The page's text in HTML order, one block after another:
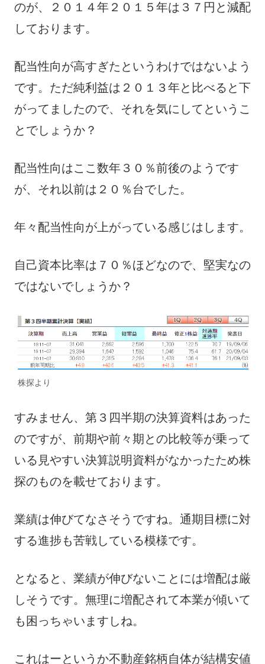
のが、２０１４年２０１５年は３７円と減配
しております。
配当性向が高すぎたというわけではないよう
です。ただ純利益は２０１３年と比べると下
がってましたので、それを気にしてというこ
とでしょうか？
配当性向はここ数年３０％前後のようです
が、それ以前は２０％台でした。
年々配当性向が上がっている感じはします。
自己資本比率は７０％ほどなので、堅実なの
ではないでしょうか？
株探より
すみません、第３四半期の決算資料はあった
のですが、前期や前々期との比較等が乗って
いる見やすい決算説明資料がなかったため株
探のものを載せております。
業績は伸びてなさそうですね。通期目標に対
する進捗も苦戦している模様です。
となると、業績が伸びないことには増配は厳
しそうです。無理に増配されて本業が傾いて
も困っちゃいますしね。
これはーというか不動産銘柄自体が結構安値